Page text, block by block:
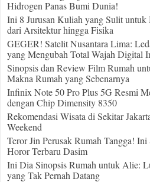
Hidrogen Panas Bumi Dunia!
Ini 8 Jurusan Kuliah yang Sulit untuk
dari Arsitektur hingga Fisika
GEGER! Satelit Nusantara Lima:
yang Mengubah Total Wajah Digital
Sinopsis dan Review Film Rumah
Makna Rumah yang Sebenarnya
Infinix Note 50 Pro Plus 5G Resmi
dengan Chip Dimensity 8350
Rekomendasi Wisata di Sekitar
Weekend
Teror Jin Perusak Rumah Tangga!
Horor Terbaru Dasim
Ini Dia Sinopsis Rumah untuk Alie:
yang Tak Pernah Datang